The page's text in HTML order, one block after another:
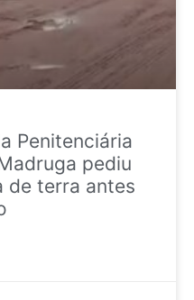
Penitenciária
pediu
de terra antes